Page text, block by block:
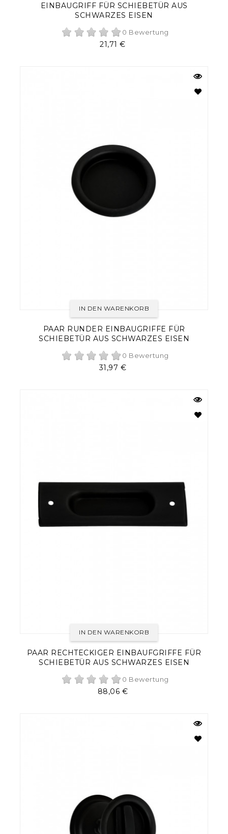
EINBAUGRIFF FÜR SCHIEBETÜR AUS
SCHWARZES EISEN
0 Bewertung
Preis
21,71 €
PAAR RUNDER EINBAUGRIFFE FÜR
SCHIEBETÜR AUS SCHWARZES EISEN
0 Bewertung
Preis
31,97 €
IN DEN WARENKORB
PAAR RECHTECKIGER EINBAUFGRIFFE FÜR
SCHIEBETÜR AUS SCHWARZES EISEN
0 Bewertung
Preis
88,06 €
IN DEN WARENKORB